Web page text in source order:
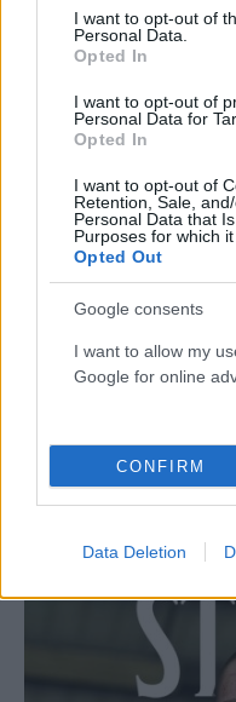
consent section.
I want to opt-out of
Personal Data.
Opted In
I want to opt-out of
Personal Data for
Opted In
I want to opt-out of
Retention, Sale,
Personal Data that
Purposes for which it
Opted Out
Google consents
I want to allow my
Google for online
CONFIRM
Data Deletion
ΑΝΑΡΤΗΘΗΚΕ ΑΠΟΚΑΤΕΡΊΝΑ
Η 15χρονη κοπέλα
Άνδρας προσπάθησε
παράπηγμα!